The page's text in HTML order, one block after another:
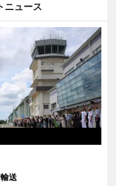
ニュース
送